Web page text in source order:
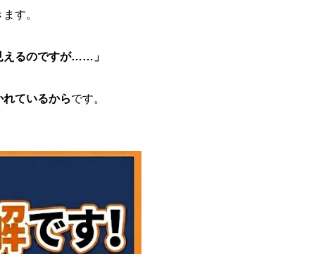
す。
えるのですが……」
れているからです。